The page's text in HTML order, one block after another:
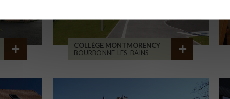
COLLÈGE MONTMORENCY
BOURBONNE-LES-BAINS